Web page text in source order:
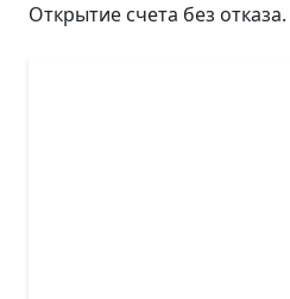
Открытие счета без отказа.